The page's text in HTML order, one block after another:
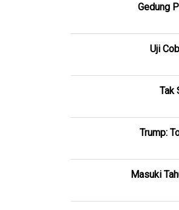
Gedung
Uji
Tak
Trump:
Masuki